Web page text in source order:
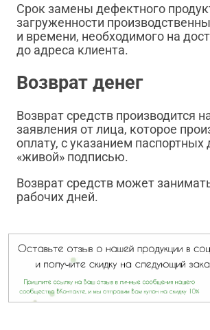
Срок замены дефектного
загруженности
и времени, необходимого на
до адреса клиента.
Возврат денег
Возврат средств производится
заявления от лица, которое
оплату, с указанием паспортных
«живой» подписью.
Возврат средств может
рабочих дней.